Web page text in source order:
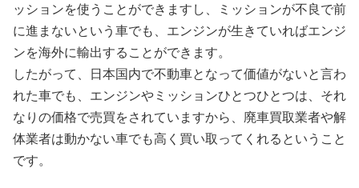
ッションを使うことができますし、ミッションが不良で前
に進まないという車でも、エンジンが生きていればエンジ
ンを海外に輸出することができます。
したがって、日本国内で不動車となって価値がないと言わ
れた車でも、エンジンやミッションひとつひとつは、それ
なりの価格で売買をされていますから、廃車買取業者や解
体業者は動かない車でも高く買い取ってくれるということ
です。